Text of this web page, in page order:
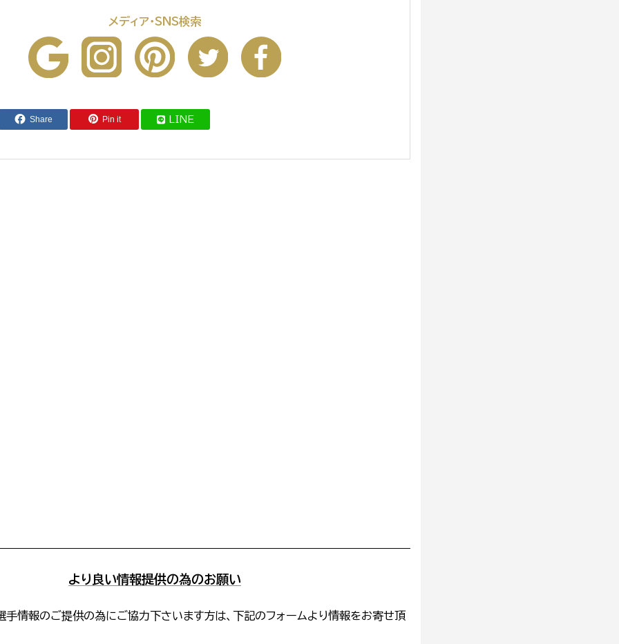
メディア・SNS検索
Share Pin it LINE
より良い情報提供の為のお願い
手情報のご提供の為にご協力下さいます方は、下記のフォームより情報をお寄せ頂